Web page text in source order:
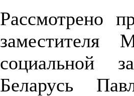
Рассмотрено
заместителя
социальной
Беларусь